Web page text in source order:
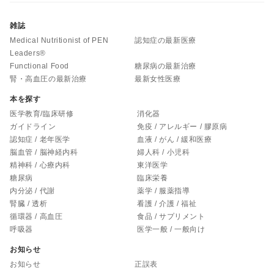
雑誌
Medical Nutritionist of PEN
Leaders®
認知症の最新医療
Functional Food
糖尿病の最新治療
腎・高血圧の最新治療
最新女性医療
本を探す
医学教育/臨床研修
ガイドライン
認知症 / 老年医学
脳血管 / 脳神経内科
精神科 / 心療内科
糖尿病
内分泌 / 代謝
腎臓 / 透析
循環器 / 高血圧
呼吸器
消化器
免疫 / アレルギー / 膠原病
血液 / がん / 緩和医療
婦人科 / 小児科
東洋医学
臨床栄養
薬学 / 服薬指導
看護 / 介護 / 福祉
食品 / サプリメント
医学一般 / 一般向け
お知らせ
お知らせ
正誤表